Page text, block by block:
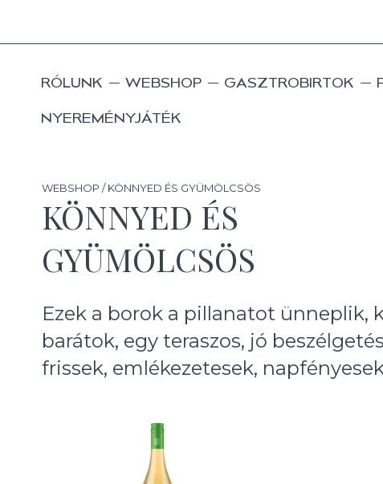
RÓLUNK WEBSHOP GASZTROBIRTOK
NYEREMÉNYJÁTÉK
WEBSHOP / KÖNNYED ÉS GYÜMÖLCSÖS
KÖNNYED ÉS
GYÜMÖLCSÖS
Ezek a borok a pillanatot ünneplik,
barátok, egy teraszos, jó
frissek, emlékezetesek,